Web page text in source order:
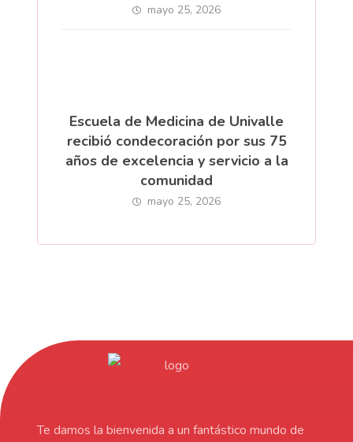
mayo 25, 2026
Escuela de Medicina de Univalle
recibió condecoración por sus 75
años de excelencia y servicio a la
comunidad
mayo 25, 2026
Te damos la bienvenida a un fantástico mundo de